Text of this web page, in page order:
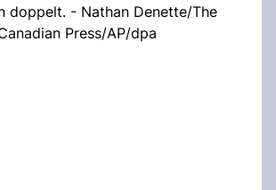
doppelt. - Nathan Denette/The
Press/AP/dpa